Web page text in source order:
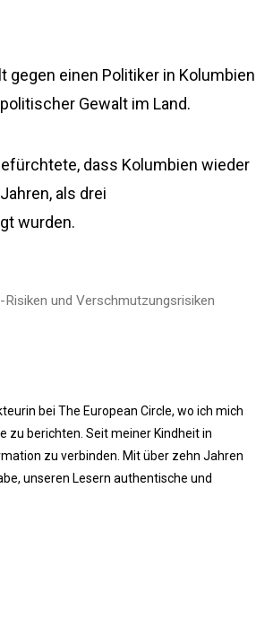
gegen einen Politiker in Kolumbien
Gewalt im Land.
dass Kolumbien wieder
als drei
wurden.
und Verschmutzungsrisiken
bei The European Circle, wo ich mich
zu berichten. Seit meiner Kindheit in
zu verbinden. Mit über zehn Jahren
unseren Lesern authentische und